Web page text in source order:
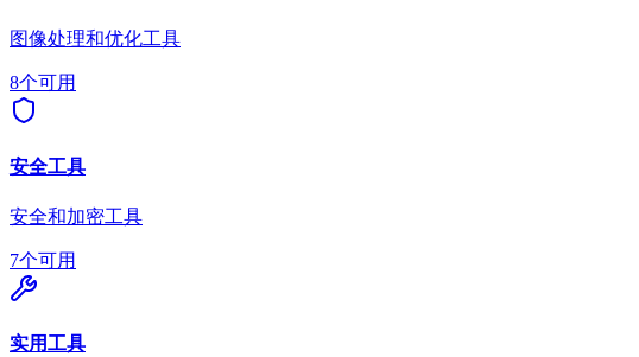
图像处理和优化工具
8个可用
安全工具
安全和加密工具
7个可用
实用工具